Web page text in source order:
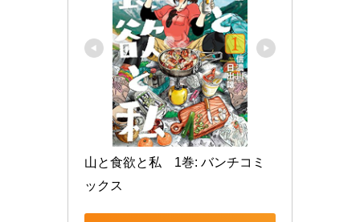
山と食欲と私　1巻: バンチコミ
ックス